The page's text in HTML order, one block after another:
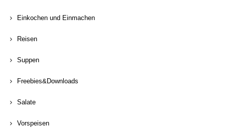
Einkochen und Einmachen
Reisen
Suppen
Freebies&Downloads
Salate
Vorspeisen